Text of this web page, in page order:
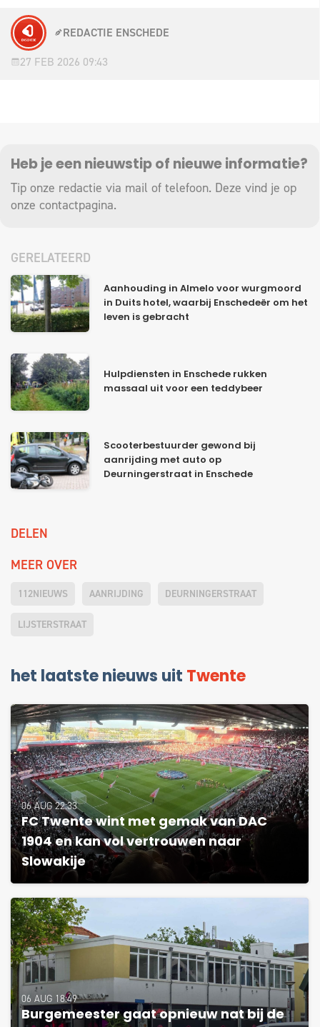
REDACTIE ENSCHEDE
27 FEB 2026 09:43
Heb je een nieuwstip of nieuwe informatie?
Tip onze redactie via mail of telefoon. Deze vind je op
onze contactpagina.
GERELATEERD
Aanhouding in Almelo voor wurgmoord
in Duits hotel, waarbij Enschedeër om het
leven is gebracht
Hulpdiensten in Enschede rukken
massaal uit voor een teddybeer
Scooterbestuurder gewond bij
aanrijding met auto op
Deurningerstraat in Enschede
DELEN
MEER OVER
112NIEUWS AANRIJDING DEURNINGERSTRAAT
LIJSTERSTRAAT
het laatste nieuws uit Twente
06 AUG 22:33
FC Twente wint met gemak van DAC
1904 en kan vol vertrouwen naar
Slowakije
06 AUG 18:49
Burgemeester gaat opnieuw nat bij de